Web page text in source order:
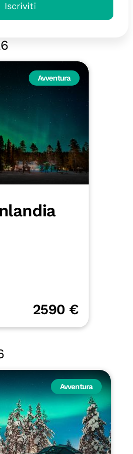
Avventura
2590 €
Avventura
Iscriviti